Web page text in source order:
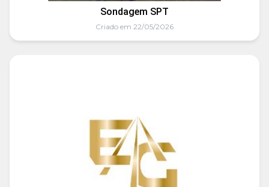
Sondagem SPT
Criado em 22/05/2026